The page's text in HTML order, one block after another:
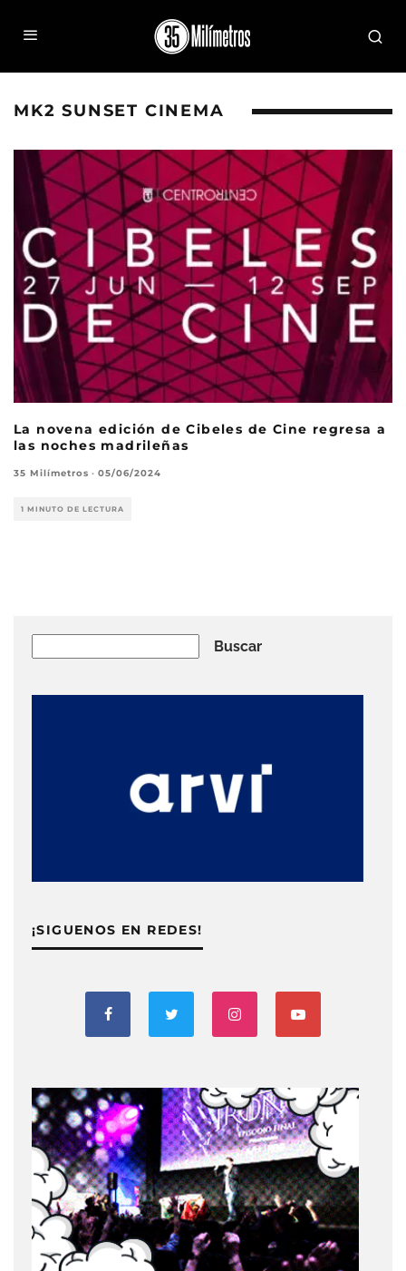
MK2 SUNSET CINEMA
La novena edición de Cibeles de Cine regresa a
las noches madrileñas
35 Milímetros · 05/06/2024
1 MINUTO DE LECTURA
Buscar
¡SIGUENOS EN REDES!